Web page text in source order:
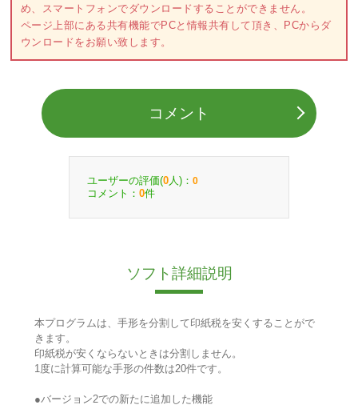
め、スマートフォンでダウンロードすることができません。
ページ上部にある共有機能でPCと情報共有して頂き、PCからダ
ウンロードをお願い致します。
コメント
ユーザーの評価(0 人)： 0
コメント： 0件
ソフト詳細説明
本プログラムは、手形を分割して印紙税を安くすることがで
きます。
印紙税が安くならないときは分割しません。
1度に計算可能な手形の件数は20件です。
●バージョン2での新たに追加した機能